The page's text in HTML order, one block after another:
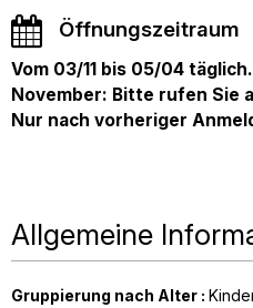
Öffnungszeitraum
Vom 03/11 bis 05/04 täglich.
November: Bitte rufen Sie
Nur nach vorheriger
Allgemeine
Gruppierung nach Alter :